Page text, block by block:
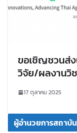
ขอเชิญชวนส่
วิจัย/ผลงานวิช
17 ตุลาคม 2025
ผู้อำนวยการสถา